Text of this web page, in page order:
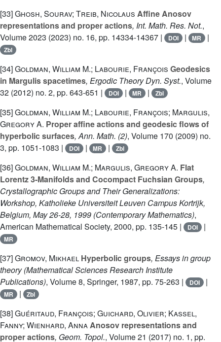
[33]Ghosh, Sourav; Treib, Nicolaus Affine Anosov
representations and proper actions, Int. Math. Res. Not.,
Volume 2023 (2023) no. 16, pp. 14334-14367 | DOI | MR |
Zbl
[34]Goldman, William M.; Labourie, François Geodesics
in Margulis spacetimes, Ergodic Theory Dyn. Syst., Volume
32 (2012) no. 2, pp. 643-651 | DOI | MR | Zbl
[35]Goldman, William M.; Labourie, François; Margulis,
Gregory A. Proper affine actions and geodesic flows of
hyperbolic surfaces, Ann. Math. (2), Volume 170 (2009) no.
3, pp. 1051-1083 |
DOI | MR | Zbl
[36]Goldman, William M.; Margulis, Gregory A. Flat
Lorentz 3-Manifolds and Cocompact Fuchsian Groups,
Crystallographic Groups and Their Generalizations:
Workshop, Katholieke Universiteit Leuven Campus Kortrijk,
Belgium, May 26-28, 1999 (Contemporary Mathematics),
American Mathematical Society, 2000, pp. 135-145 |
DOI |
MR
[37]Gromov, Mikhael Hyperbolic groups, Essays in group
theory(Mathematical Sciences Research Institute
Publications), Volume 8, Springer, 1987, pp. 75-263 | DOI |
MR | Zbl
[38]Guéritaud, François; Guichard, Olivier; Kassel,
Fanny; Wienhard, AnnaAnosov representations and
proper actions, Geom. Topol., Volume 21 (2017) no. 1, pp.